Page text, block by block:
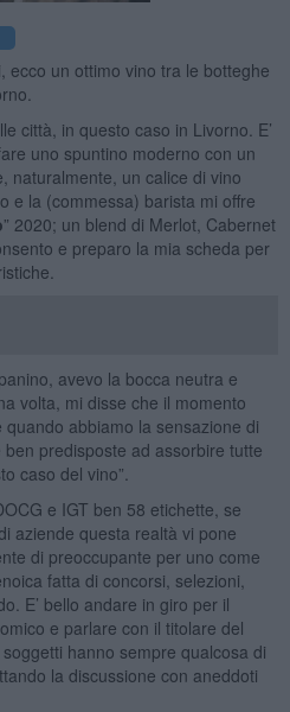
ecco un ottimo vino tra le botteghe
città, in questo caso in Livorno. E’
uno spuntino moderno con un
naturalmente, un calice di vino
e la (commessa) barista mi offre
” 2020; un blend di Merlot, Cabernet
e preparo la mia scheda per
avevo la bocca neutra e
volta, mi disse che il momento
abbiamo la sensazione di
predisposte ad assorbire tutte
caso del vino”.
e IGT ben 58 etichette, se
aziende questa realtà vi pone
di preoccupante per uno come
fatta di concorsi, selezioni,
E’ bello andare in giro per il
e parlare con il titolare del
hanno sempre qualcosa di
la discussione con aneddoti